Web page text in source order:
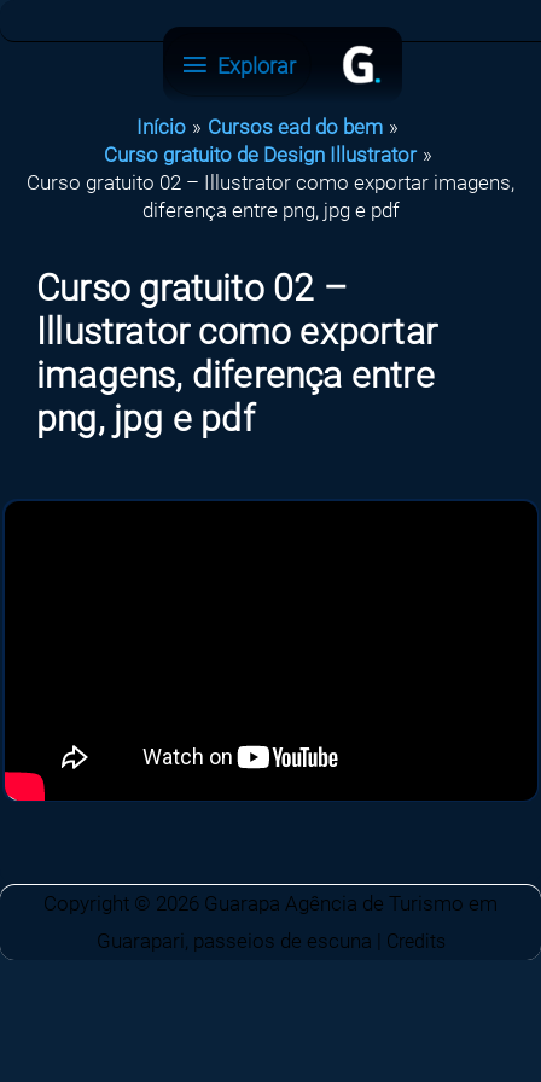
para
Explorar
Explorar
Início
Cursos ead do bem
Curso gratuito de Design Illustrator
Curso gratuito 02 – Illustrator como exportar imagens,
diferença entre png, jpg e pdf
Curso gratuito 02 –
Illustrator como exportar
imagens, diferença entre
png, jpg e pdf
Copyright © 2026 Guarapa Agência de Turismo em
Guarapari, passeios de escuna | Credits